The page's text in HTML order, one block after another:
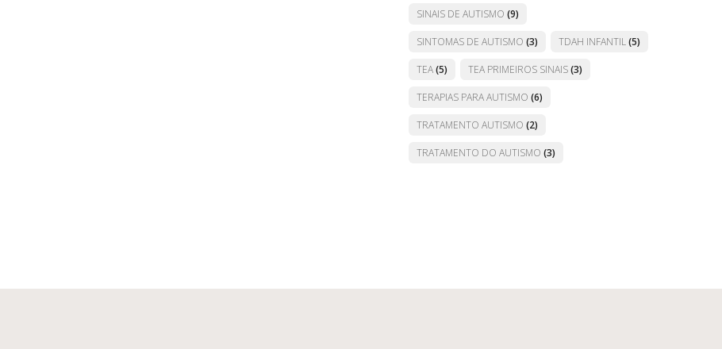
SINAIS DE AUTISMO (9)
SINTOMAS DE AUTISMO (3) TDAH INFANTIL(5)
TEA(5) TEA PRIMEIROS SINAIS(3)
TERAPIAS PARA AUTISMO (6)
TRATAMENTO AUTISMO (2)
TRATAMENTO DO AUTISMO (3)